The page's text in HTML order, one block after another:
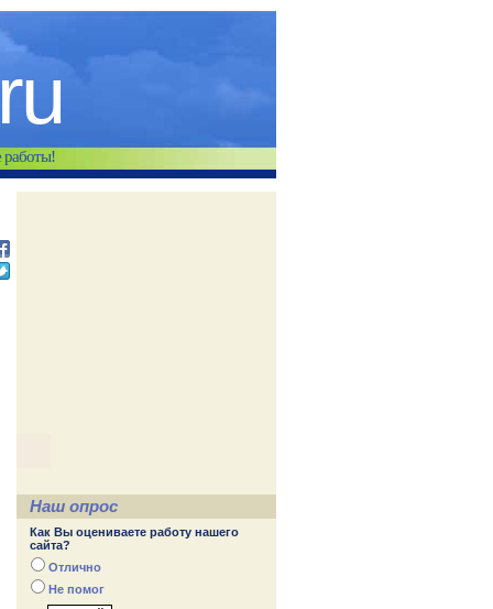
работы!
Наш опрос
Как Вы оцениваете работу нашего
сайта?
Отлично
Не помог